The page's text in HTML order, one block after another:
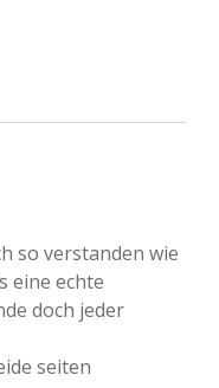
so verstanden wie
eine echte
doch jeder
seiten